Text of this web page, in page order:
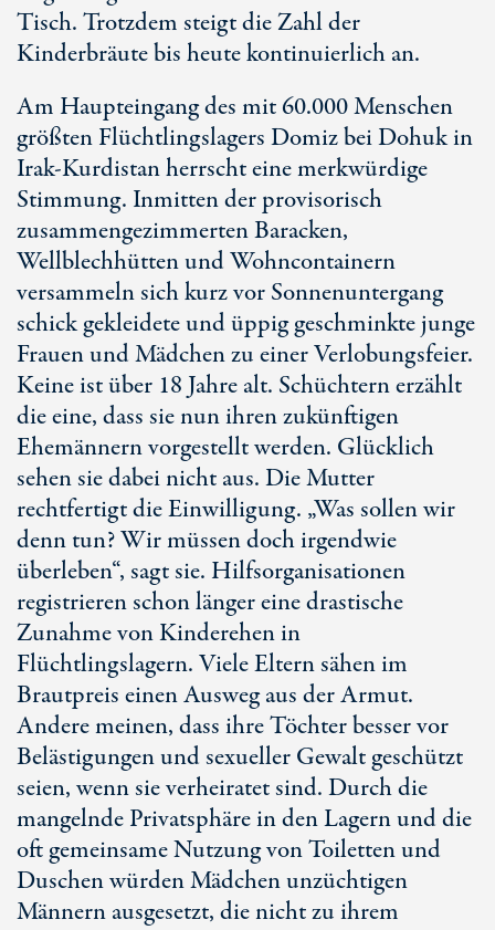
Tisch. Trotzdem steigt die Zahl der
Kinderbräute bis heute kontinuierlich an.
Am Haupteingang des mit 60.000 Menschen
größten Flüchtlingslagers Domiz bei Dohuk in
Irak-Kurdistan herrscht eine merkwürdige
Stimmung. Inmitten der provisorisch
zusammengezimmerten Baracken,
Wellblechhütten und Wohncontainern
versammeln sich kurz vor Sonnenuntergang
schick gekleidete und üppig geschminkte junge
Frauen und Mädchen zu einer Verlobungsfeier.
Keine ist über 18 Jahre alt. Schüchtern erzählt
die eine, dass sie nun ihren zukünftigen
Ehemännern vorgestellt werden. Glücklich
sehen sie dabei nicht aus. Die Mutter
rechtfertigt die Einwilligung. „Was sollen wir
denn tun? Wir müssen doch irgendwie
überleben“, sagt sie. Hilfsorganisationen
registrieren schon länger eine drastische
Zunahme von Kinderehen in
Flüchtlingslagern. Viele Eltern sähen im
Brautpreis einen Ausweg aus der Armut.
Andere meinen, dass ihre Töchter besser vor
Belästigungen und sexueller Gewalt geschützt
seien, wenn sie verheiratet sind. Durch die
mangelnde Privatsphäre in den Lagern und die
oft gemeinsame Nutzung von Toiletten und
Duschen würden Mädchen unzüchtigen
Männern ausgesetzt, die nicht zu ihrem